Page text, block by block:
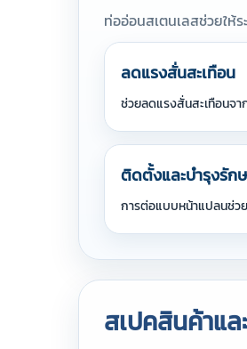
ท่ออ่อนสเตนเลสช่วยให้
ลดแรงสั่นสะเทือน
ช่วยลดแรงสั่นสะเทือนจ
ติดตั้งและบำรุงรัก
การต่อแบบหน้าแปลนช่ว
สเปคสินค้าแ